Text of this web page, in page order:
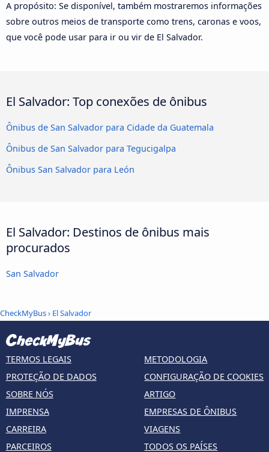
A propósito: Se disponível, também mostraremos informações
sobre outros meios de transporte como trens, caronas e voos,
que você pode usar para ir ou vir de El Salvador.
El Salvador: Top conexões de ônibus
Ônibus de San Salvador para Cidade da Guatemala
Ônibus de San Salvador para Tegucigalpa
Ônibus San Salvador para León
El Salvador: Destinos de ônibus mais
procurados
San Salvador
CheckMyBus› El Salvador
TERMOS LEGAIS
PROTEÇÃO DE DADOS
SOBRE NÓS
IMPRENSA
CARREIRA
PARCEIROS
METODOLOGIA
CONFIGURAÇÃO DE COOKIES
ARTIGO
EMPRESAS DE ÔNIBUS
VIAGENS
TODOS OS PAÍSES